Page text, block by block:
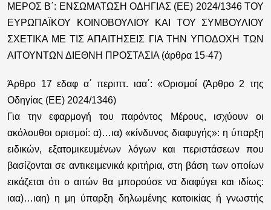
ΜΕΡΟΣ Β΄: ΕΝΣΩΜΑΤΩΣΗ ΟΔΗΓΙΑΣ (ΕΕ) 2024/1346 ΤΟΥ
ΕΥΡΩΠΑΪΚΟΥ ΚΟΙΝΟΒΟΥΛΙΟΥ ΚΑΙ ΤΟΥ ΣΥΜΒΟΥΛΙΟΥ
ΣΧΕΤΙΚΑ ΜΕ ΤΙΣ ΑΠΑΙΤΗΣΕΙΣ ΓΙΑ ΤΗΝ ΥΠΟΔΟΧΗ ΤΩΝ
ΑΙΤΟΥΝΤΩΝ ΔΙΕΘΝΗ ΠΡΟΣΤΑΣΙΑ (άρθρα 15-47)
Άρθρο 17 εδαφ α΄ περιπτ. ιαα΄:«Ορισμοί (Άρθρο 2 της
Οδηγίας (ΕΕ) 2024/1346)
Για την εφαρμογή του παρόντος Μέρους, ισχύουν οι
ακόλουθοι ορισμοί: α)…ια) «κίνδυνος διαφυγής»: η ύπαρξη
ειδικών, εξατομικευμένων λόγων και περιστάσεων που
βασίζονται σε αντικειμενικά κριτήρια, στη βάση των οποίων
εικάζεται ότι ο αιτών θα μπορούσε να διαφύγει και ιδίως:
ιαα)…ιαη) η μη ύπαρξη δηλωμένης κατοικίας ή γνωστής